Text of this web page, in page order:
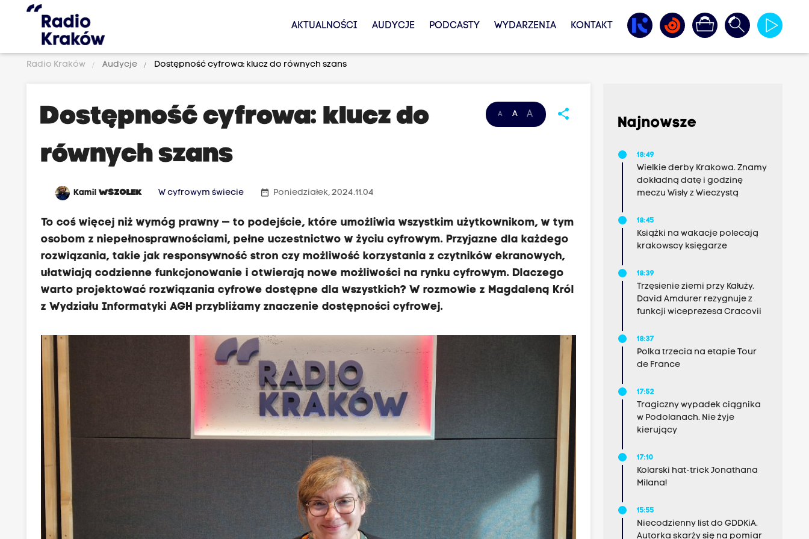
AKTUALNOŚCI AUDYCJE PODCASTY WYDARZENIA KONTAKT
Radio Kraków Audycje Dostępność cyfrowa: klucz do równych szans
A A A share
Dostępność cyfrowa: klucz do
równych szans
KamilWSZOŁEK W cyfrowym świecie date_range Poniedziałek, 2024.11.04
To coś więcej niż wymóg prawny — to podejście, które umożliwia wszystkim użytkownikom, w tym
osobom z niepełnosprawnościami, pełne uczestnictwo w życiu cyfrowym. Przyjazne dla każdego
rozwiązania, takie jak responsywność stron czy możliwość korzystania z czytników ekranowych,
ułatwiają codzienne funkcjonowanie i otwierają nowe możliwości na rynku cyfrowym. Dlaczego
warto projektować rozwiązania cyfrowe dostępne dla wszystkich? W rozmowie z Magdaleną Król
z Wydziału Informatyki AGH przybliżamy znaczenie dostępności cyfrowej.
Najnowsze
18:49
Wielkie derby Krakowa. Znamy
dokładną datę i godzinę
meczu Wisły z Wieczystą
18:45
Książki na wakacje polecają
krakowscy księgarze
18:39
Trzęsienie ziemi przy Kałuży.
David Amdurer rezygnuje z
funkcji wiceprezesa Cracovii
18:37
Polka trzecia na etapie Tour
de France
17:52
Tragiczny wypadek ciągnika
w Podolanach. Nie żyje
kierujący
17:10
Kolarski hat-trick Jonathana
Milana!
15:55
Niecodzienny list do GDDKiA.
Autorka skarży się na pomiar